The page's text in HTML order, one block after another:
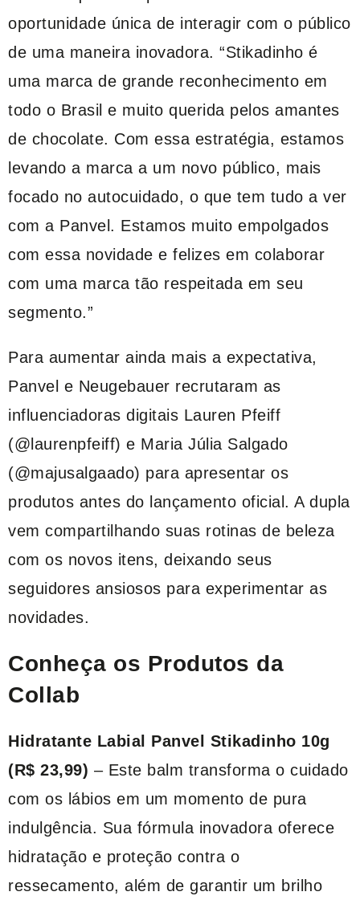
oportunidade única de interagir com o público
de uma maneira inovadora. “Stikadinho é
uma marca de grande reconhecimento em
todo o Brasil e muito querida pelos amantes
de chocolate. Com essa estratégia, estamos
levando a marca a um novo público, mais
focado no autocuidado, o que tem tudo a ver
com a Panvel. Estamos muito empolgados
com essa novidade e felizes em colaborar
com uma marca tão respeitada em seu
segmento.”
Para aumentar ainda mais a expectativa,
Panvel e Neugebauer recrutaram as
influenciadoras digitais Lauren Pfeiff
(@laurenpfeiff) e Maria Júlia Salgado
(@majusalgaado) para apresentar os
produtos antes do lançamento oficial. A dupla
vem compartilhando suas rotinas de beleza
com os novos itens, deixando seus
seguidores ansiosos para experimentar as
novidades.
Conheça os Produtos da
Collab
Hidratante Labial Panvel Stikadinho 10g
(R$ 23,99) – Este balm transforma o cuidado
com os lábios em um momento de pura
indulgência. Sua fórmula inovadora oferece
hidratação e proteção contra o
ressecamento, além de garantir um brilho